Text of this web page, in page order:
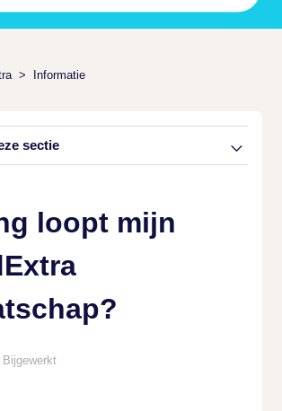
Informatie
sectie
loopt mijn
Bijgewerkt